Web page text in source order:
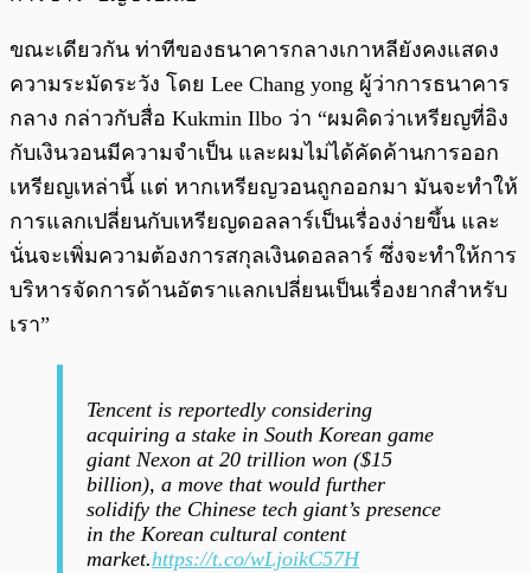
ขณะเดียวกัน ท่าทีของธนาคารกลางเกาหลียังคงแสดง
ความระมัดระวัง โดย Lee Chang yong ผู้ว่าการธนาคาร
กลาง กล่าวกับสื่อ Kukmin Ilbo ว่า “ผมคิดว่าเหรียญที่อิง
กับเงินวอนมีความจำเป็น และผมไม่ได้คัดค้านการออก
เหรียญเหล่านี้ แต่ หากเหรียญวอนถูกออกมา มันจะทำให้
การแลกเปลี่ยนกับเหรียญดอลลาร์เป็นเรื่องง่ายขึ้น และ
นั่นจะเพิ่มความต้องการสกุลเงินดอลลาร์ ซึ่งจะทำให้การ
บริหารจัดการด้านอัตราแลกเปลี่ยนเป็นเรื่องยากสำหรับ
เรา”
Tencent is reportedly considering
acquiring a stake in South Korean game
giant Nexon at 20 trillion won ($15
billion), a move that would further
solidify the Chinese tech giant’s presence
in the Korean cultural content
market.https://t.co/wLjoikC57H